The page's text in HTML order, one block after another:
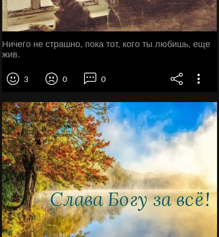
Ничего не страшно, пока тот, кого ты любишь, еще
жив.
3 0 0